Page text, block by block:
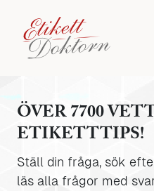
ÖVER 7700
ETIKETTTIPS!
Ställ din fråga, sök
läs alla frågor med